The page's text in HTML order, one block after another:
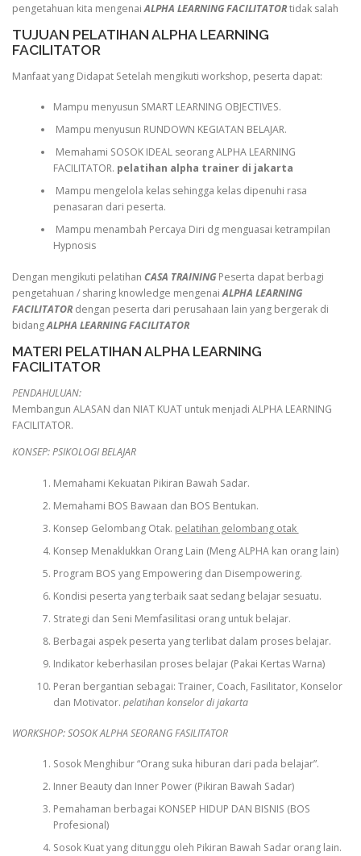
pengetahuan kita mengenaiALPHA LEARNING FACILITATORtidak salah
TUJUAN PELATIHAN ALPHA LEARNING
FACILITATOR
Manfaat yang Didapat Setelah mengikuti workshop, peserta dapat:
Mampu menyusun SMART LEARNING OBJECTIVES.
Mampu menyusun RUNDOWN KEGIATAN BELAJAR.
Memahami SOSOK IDEAL seorang ALPHA LEARNING
FACILITATOR. pelatihan alpha trainer di jakarta
Mampu mengelola kelas sehingga kelas dipenuhi rasa
penasaran dari peserta.
Mampu menambah Percaya Diri dg menguasai ketrampilan
Hypnosis
Dengan mengikuti pelatihan CASA TRAINING Peserta dapat berbagi
pengetahuan / sharing knowledge mengenaiALPHA LEARNING
FACILITATOR dengan peserta dari perusahaan lain yang bergerak di
bidangALPHA LEARNING FACILITATOR
MATERI PELATIHAN ALPHA LEARNING
FACILITATOR
PENDAHULUAN:
Membangun ALASAN dan NIAT KUAT untuk menjadi ALPHA LEARNING
FACILITATOR.
KONSEP: PSIKOLOGI BELAJAR
Memahami Kekuatan Pikiran Bawah Sadar.
Memahami BOS Bawaan dan BOS Bentukan.
Konsep Gelombang Otak. pelatihan gelombang otak
Konsep Menaklukkan Orang Lain (Meng ALPHA kan orang lain)
Program BOS yang Empowering dan Disempowering.
Kondisi peserta yang terbaik saat sedang belajar sesuatu.
Strategi dan Seni Memfasilitasi orang untuk belajar.
Berbagai aspek peserta yang terlibat dalam proses belajar.
Indikator keberhasilan proses belajar (Pakai Kertas Warna)
Peran bergantian sebagai: Trainer, Coach, Fasilitator, Konselor
dan Motivator. pelatihan konselor di jakarta
WORKSHOP: SOSOK ALPHA SEORANG FASILITATOR
Sosok Menghibur “Orang suka hiburan dari pada belajar”.
Inner Beauty dan Inner Power (Pikiran Bawah Sadar)
Pemahaman berbagai KONSEP HIDUP DAN BISNIS (BOS
Profesional)
Sosok Kuat yang ditunggu oleh Pikiran Bawah Sadar orang lain.